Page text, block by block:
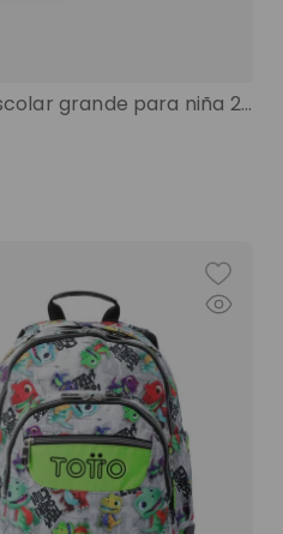
Estuche escolar grande para niña 2 cuerpos sic blanco color: blanco talla: l